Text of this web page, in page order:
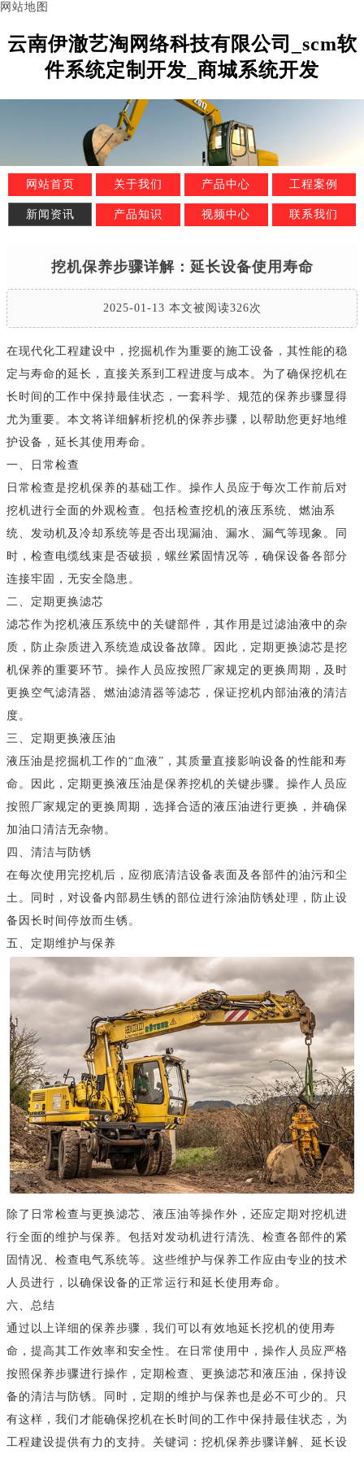
网站地图
云南伊澈艺淘网络科技有限公司_scm软
件系统定制开发_商城系统开发
网站首页 关于我们 产品中心 工程案例
新闻资讯 产品知识 视频中心 联系我们
挖机保养步骤详解：延长设备使用寿命
2025-01-13 本文被阅读326次
在现代化工程建设中，挖掘机作为重要的施工设备，其性能的稳
定与寿命的延长，直接关系到工程进度与成本。为了确保挖机在
长时间的工作中保持最佳状态，一套科学、规范的保养步骤显得
尤为重要。本文将详细解析挖机的保养步骤，以帮助您更好地维
护设备，延长其使用寿命。
一、日常检查
日常检查是挖机保养的基础工作。操作人员应于每次工作前后对
挖机进行全面的外观检查。包括检查挖机的液压系统、燃油系
统、发动机及冷却系统等是否出现漏油、漏水、漏气等现象。同
时，检查电缆线束是否破损，螺丝紧固情况等，确保设备各部分
连接牢固，无安全隐患。
二、定期更换滤芯
滤芯作为挖机液压系统中的关键部件，其作用是过滤油液中的杂
质，防止杂质进入系统造成设备故障。因此，定期更换滤芯是挖
机保养的重要环节。操作人员应按照厂家规定的更换周期，及时
更换空气滤清器、燃油滤清器等滤芯，保证挖机内部油液的清洁
度。
三、定期更换液压油
液压油是挖掘机工作的“血液”，其质量直接影响设备的性能和寿
命。因此，定期更换液压油是保养挖机的关键步骤。操作人员应
按照厂家规定的更换周期，选择合适的液压油进行更换，并确保
加油口清洁无杂物。
四、清洁与防锈
在每次使用完挖机后，应彻底清洁设备表面及各部件的油污和尘
土。同时，对设备内部易生锈的部位进行涂油防锈处理，防止设
备因长时间停放而生锈。
五、定期维护与保养
除了日常检查与更换滤芯、液压油等操作外，还应定期对挖机进
行全面的维护与保养。包括对发动机进行清洗、检查各部件的紧
固情况、检查电气系统等。这些维护与保养工作应由专业的技术
人员进行，以确保设备的正常运行和延长使用寿命。
六、总结
通过以上详细的保养步骤，我们可以有效地延长挖机的使用寿
命，提高其工作效率和安全性。在日常使用中，操作人员应严格
按照保养步骤进行操作，定期检查、更换滤芯和液压油，保持设
备的清洁与防锈。同时，定期的维护与保养也是必不可少的。只
有这样，我们才能确保挖机在长时间的工作中保持最佳状态，为
工程建设提供有力的支持。关键词：挖机保养步骤详解、延长设